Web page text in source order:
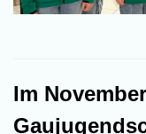
Im